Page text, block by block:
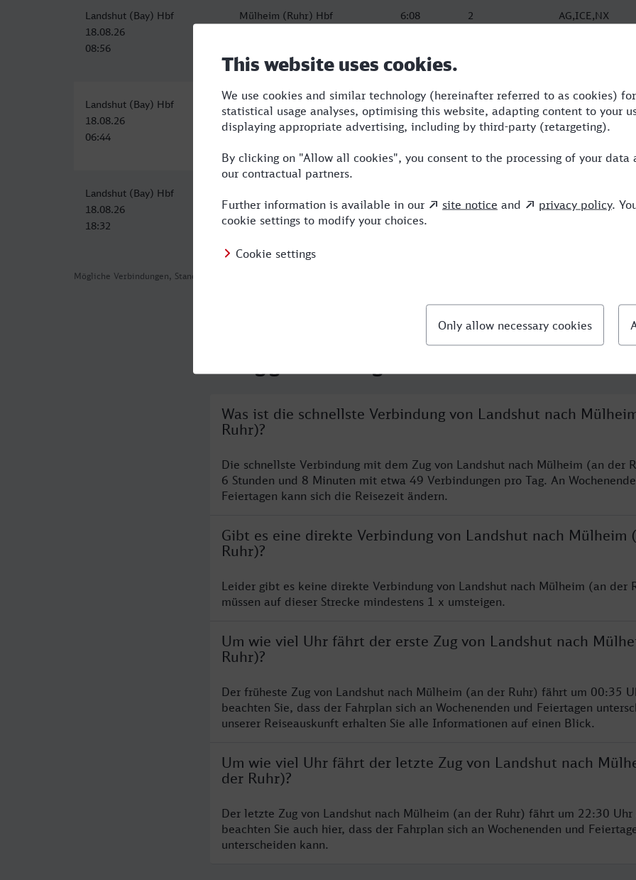
Mögliche Verbindungen, Stand: 2026-08-04 10:10
Landshut (Bay) Hbf
18.08.26
08:56
Mülheim (Ruhr) Hbf
6:08 2 AG,ICE,NX
Landshut (Bay) Hbf
18.08.26
06:44
Mülheim (Ruhr) Hbf
18.08.26
13:06
6:22
Landshut (Bay) Hbf
18.08.26
18:32
19.08.26
04:14
Was ist die schnellste Verbindung von Landshut nach
Ruhr)?
Die schnellste Verbindung mit dem Zug von Landshut nach Mülheim (an der
6 Stunden und 8 Minuten mit etwa 49 Verbindungen pro Tag. An
Feiertagen kann sich die Reisezeit ändern.
Gibt es eine direkte Verbindung von Landshut nach Mülheim
Ruhr)?
Leider gibt es keine direkte Verbindung von Landshut nach Mülheim (an der
müssen auf dieser Strecke mindestens 1 x umsteigen.
Um wie viel Uhr fährt der erste Zug von Landshut nach
Ruhr)?
Der früheste Zug von Landshut nach Mülheim (an der Ruhr) fährt um 00:35
beachten Sie, dass der Fahrplan sich an Wochenenden und Feiertagen
unserer Reiseauskunft erhalten Sie alle Informationen auf einen Blick.
Um wie viel Uhr fährt der letzte Zug von Landshut nach
der Ruhr)?
Der letzte Zug von Landshut nach Mülheim (an der Ruhr) fährt um 22:30
beachten Sie auch hier, dass der Fahrplan sich an Wochenenden und
unterscheiden kann.